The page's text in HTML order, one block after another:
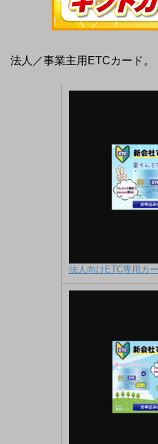
法人／事業主用ETCカード。
法人向けETC専用カ